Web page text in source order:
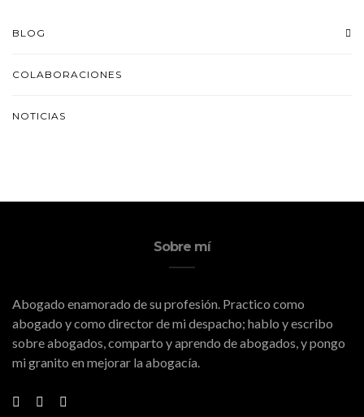
BLOG
COLABORACIONES
NOTICIAS
Sobre mí
Abogado enamorado de su profesión. Practico como
abogado y como director de mi despacho; hablo y escribo
sobre abogados, comparto y aprendo de abogados, y pongo
mi granito en mejorar la abogacía.